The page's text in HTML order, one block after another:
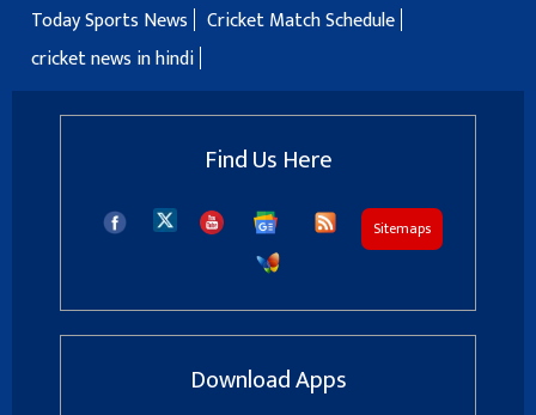
Today Sports News
Cricket Match Schedule
cricket news in hindi
Find Us Here
Sitemaps
Download Apps